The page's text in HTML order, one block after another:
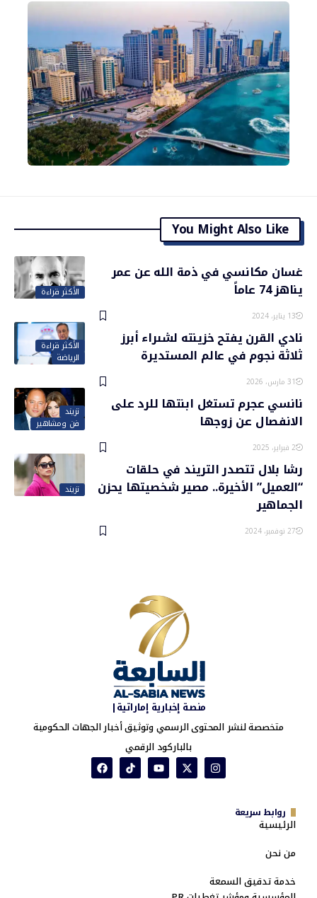
You Might Also Like
الأكثر قراءة
غسان مكانسي في ذمة الله عن عمر
يناهز 74 عاماً
13 يناير، 2024
الأكثر قراءة
الرياضة
نادي القرن يفتح خزينته لشىراء أبرز
ثلاثة نجوم في عالم المستديرة
31 مارس، 2026
تريند
فن ومشاهير
نانسي عجرم تستغل ابنتها للرد على
الانفصال عن زوجها
2 فبراير، 2025
تريند
رشا بلال تتصدر التريند في حلقات
“العميل” الأخيرة.. مصير شخصيتها يحزن
الجماهير
27 نوفمبر، 2024
منصة إخبارية إماراتية|
متخصصة لنشر المحتوى الرسمي وتوثيق أخبار الجهات الحكومية
بالباركود الرقمي
روابط سريعة
الرئيسية
من نحن
خدمة تدقيق السمعة